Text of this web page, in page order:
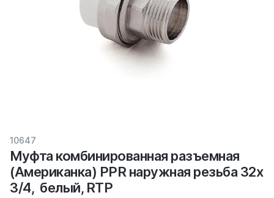
10647
Муфта комбинированная разъемная
(Американка) PPR наружная резьба 32х
3/4, белый, RTP